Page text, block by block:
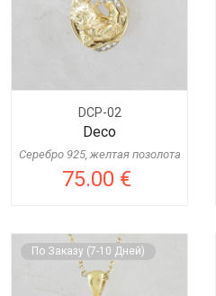
DCP-02
Deco
Серебро 925, желтая позолота
75.00 €
По Заказу (7-10 Дней)